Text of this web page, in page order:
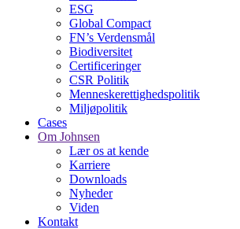
ESG
Global Compact
FN’s Verdensmål
Biodiversitet
Certificeringer
CSR Politik
Menneske­rettigheds­politik
Miljøpolitik
Cases
Om Johnsen
Lær os at kende
Karriere
Downloads
Nyheder
Viden
Kontakt